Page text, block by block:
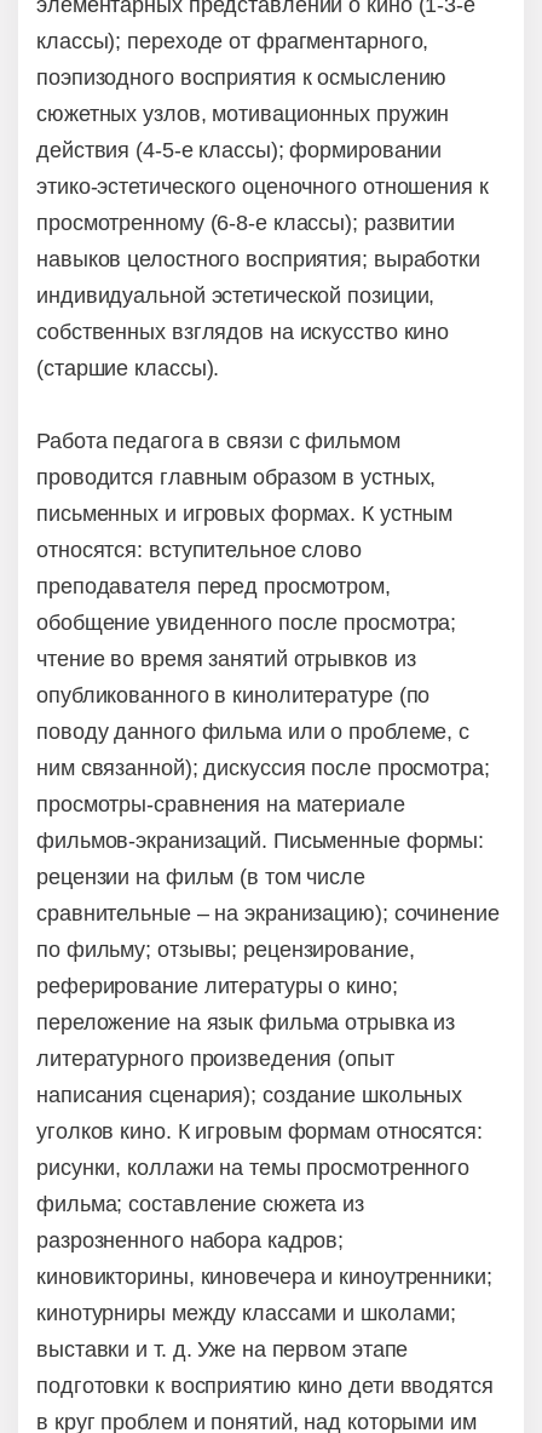
элементарных представлений о кино (1-3-е
классы); переходе от фрагментарного,
поэпизодного восприятия к осмыслению
сюжетных узлов, мотивационных пружин
действия (4-5-е классы); формировании
этико-эстетического оценочного отношения к
просмотренному (6-8-е классы); развитии
навыков целостного восприятия; выработки
индивидуальной эстетической позиции,
собственных взглядов на искусство кино
(старшие классы).
Работа педагога в связи с фильмом
проводится главным образом в устных,
письменных и игровых формах. К устным
относятся: вступительное слово
преподавателя перед просмотром,
обобщение увиденного после просмотра;
чтение во время занятий отрывков из
опубликованного в кинолитературе (по
поводу данного фильма или о проблеме, с
ним связанной); дискуссия после просмотра;
просмотры-сравнения на материале
фильмов-экранизаций. Письменные формы:
рецензии на фильм (в том числе
сравнительные – на экранизацию); сочинение
по фильму; отзывы; рецензирование,
реферирование литературы о кино;
переложение на язык фильма отрывка из
литературного произведения (опыт
написания сценария); создание школьных
уголков кино. К игровым формам относятся:
рисунки, коллажи на темы просмотренного
фильма; составление сюжета из
разрозненного набора кадров;
киновикторины, киновечера и киноутренники;
кинотурниры между классами и школами;
выставки и т. д. Уже на первом этапе
подготовки к восприятию кино дети вводятся
в круг проблем и понятий, над которыми им